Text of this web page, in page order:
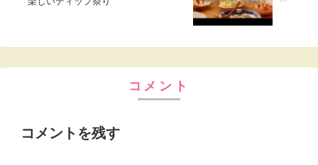
コメント
コメントを残す